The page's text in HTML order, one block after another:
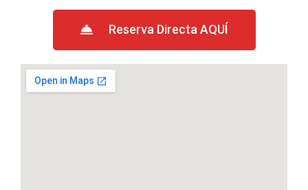
Reserva Directa AQUÍ​